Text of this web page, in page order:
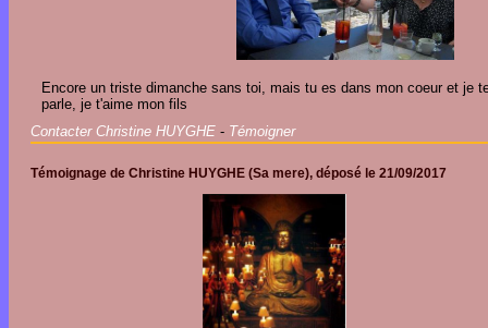
Encore un triste dimanche sans toi, mais tu es dans mon coeur et je
parle, je t'aime mon fils
Contacter Christine HUYGHE - Témoigner
Témoignage de Christine HUYGHE (Sa mere), déposé le 21/09/2017